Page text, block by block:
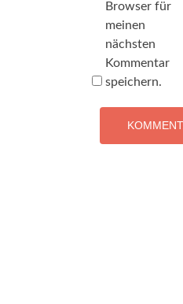
Browser für
meinen
nächsten
Kommentar
speichern.